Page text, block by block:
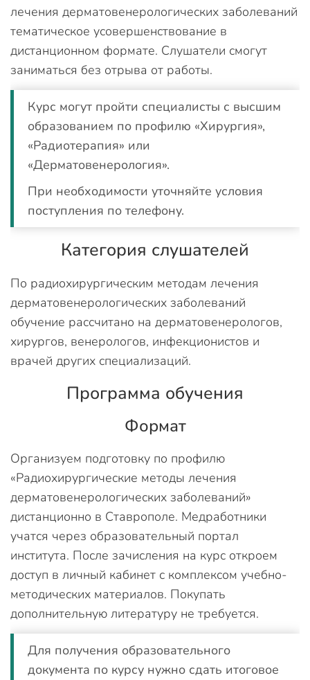
лечения дерматовенерологических заболеваний
тематическое усовершенствование в
дистанционном формате. Слушатели смогут
заниматься без отрыва от работы.
Курс могут пройти специалисты с высшим
образованием по профилю «Хирургия»,
«Радиотерапия» или
«Дерматовенерология».
При необходимости уточняйте условия
поступления по телефону.
Категория слушателей
По радиохирургическим методам лечения
дерматовенерологических заболеваний
обучение рассчитано на дерматовенерологов,
хирургов, венерологов, инфекционистов и
врачей других специализаций.
Программа обучения
Формат
Организуем подготовку по профилю
«Радиохирургические методы лечения
дерматовенерологических заболеваний»
дистанционно в Ставрополе. Медработники
учатся через образовательный портал
института. После зачисления на курс откроем
доступ в личный кабинет с комплексом учебно-
методических материалов. Покупать
дополнительную литературу не требуется.
Для получения образовательного
документа по курсу нужно сдать итоговое